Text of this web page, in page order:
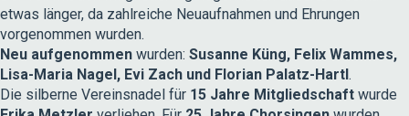
etwas länger, da zahlreiche Neuaufnahmen und Ehrungen
vorgenommen wurden.
Neu aufgenommen wurden: Susanne Küng, Felix Wammes,
Lisa-Maria Nagel, Evi Zach und Florian Palatz-Hartl.
Die silberne Vereinsnadel für 15 Jahre Mitgliedschaft wurde